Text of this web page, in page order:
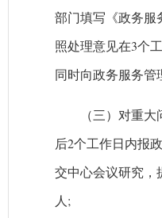
部门填写《政务服
照处理意见在3个
同时向政务服务管
（三）对重
后2个工作日内报
交中心会议研究，
人;